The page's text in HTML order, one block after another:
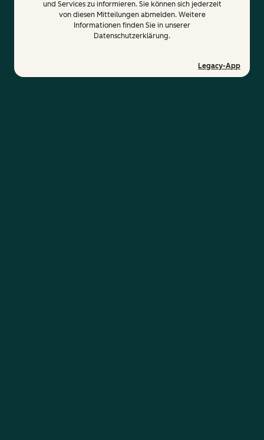
und Services zu informieren. Sie können sich jederzeit
von diesen Mitteilungen abmelden. Weitere
Informationen finden Sie in unserer
Datenschutzerklärung.
Legacy-App